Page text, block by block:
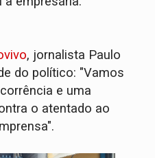
, jornalista Paulo
do político: "Vamos
e uma
o atentado ao